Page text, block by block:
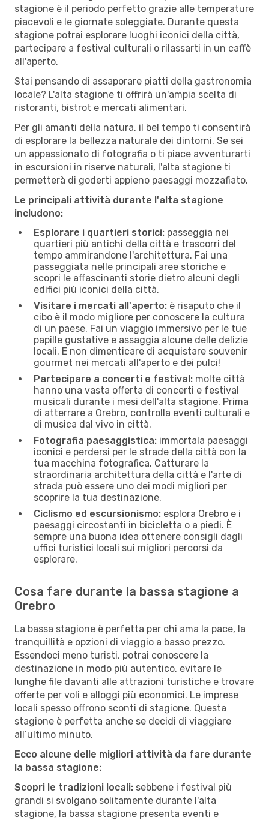
stagione è il periodo perfetto grazie alle temperature
piacevoli e le giornate soleggiate. Durante questa
stagione potrai esplorare luoghi iconici della città,
partecipare a festival culturali o rilassarti in un caffè
all'aperto.
Stai pensando di assaporare piatti della gastronomia
locale? L'alta stagione ti offrirà un'ampia scelta di
ristoranti, bistrot e mercati alimentari.
Per gli amanti della natura, il bel tempo ti consentirà
di esplorare la bellezza naturale dei dintorni. Se sei
un appassionato di fotografia o ti piace avventurarti
in escursioni in riserve naturali, l'alta stagione ti
permetterà di goderti appieno paesaggi mozzafiato.
Le principali attività durante l'alta stagione
includono:
Esplorare i quartieri storici: passeggia nei
quartieri più antichi della città e trascorri del
tempo ammirandone l'architettura. Fai una
passeggiata nelle principali aree storiche e
scopri le affascinanti storie dietro alcuni degli
edifici più iconici della città.
Visitare i mercati all'aperto: è risaputo che il
cibo è il modo migliore per conoscere la cultura
di un paese. Fai un viaggio immersivo per le tue
papille gustative e assaggia alcune delle delizie
locali. E non dimenticare di acquistare souvenir
gourmet nei mercati all'aperto e dei pulci!
Partecipare a concerti e festival: molte città
hanno una vasta offerta di concerti e festival
musicali durante i mesi dell'alta stagione. Prima
di atterrare a Orebro, controlla eventi culturali e
di musica dal vivo in città.
Fotografia paesaggistica: immortala paesaggi
iconici e perdersi per le strade della città con la
tua macchina fotografica. Catturare la
straordinaria architettura della città e l'arte di
strada può essere uno dei modi migliori per
scoprire la tua destinazione.
Ciclismo ed escursionismo: esplora Orebro e i
paesaggi circostanti in bicicletta o a piedi. È
sempre una buona idea ottenere consigli dagli
uffici turistici locali sui migliori percorsi da
esplorare.
Cosa fare durante la bassa stagione a
Orebro
La bassa stagione è perfetta per chi ama la pace, la
tranquillità e opzioni di viaggio a basso prezzo.
Essendoci meno turisti, potrai conoscere la
destinazione in modo più autentico, evitare le
lunghe file davanti alle attrazioni turistiche e trovare
offerte per voli e alloggi più economici. Le imprese
locali spesso offrono sconti di stagione. Questa
stagione è perfetta anche se decidi di viaggiare
all’ultimo minuto.
Ecco alcune delle migliori attività da fare durante
la bassa stagione:
Scopri le tradizioni locali: sebbene i festival più
grandi si svolgano solitamente durante l'alta
stagione, la bassa stagione presenta eventi e